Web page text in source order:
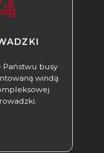
Państwu busy
windą